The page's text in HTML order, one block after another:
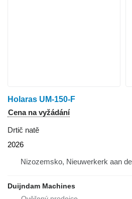
Holaras UM-150-F
Cena na vyžádání
Drtič natě
2026
Nizozemsko, Nieuwerkerk aan
Duijndam Machines